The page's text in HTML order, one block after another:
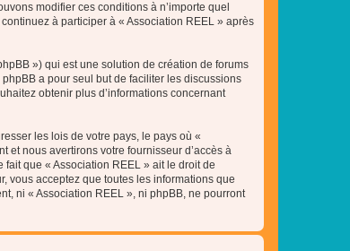
modifier ces conditions à n’importe quel
à participer à « Association REEL » après
») qui est une solution de création de forums
a pour seul but de faciliter les discussions
obtenir plus d’informations concernant
les lois de votre pays, le pays où «
et nous avertirons votre fournisseur d’accès à
que « Association REEL » ait le droit de
vous acceptez que toutes les informations que
ni « Association REEL », ni phpBB, ne pourront